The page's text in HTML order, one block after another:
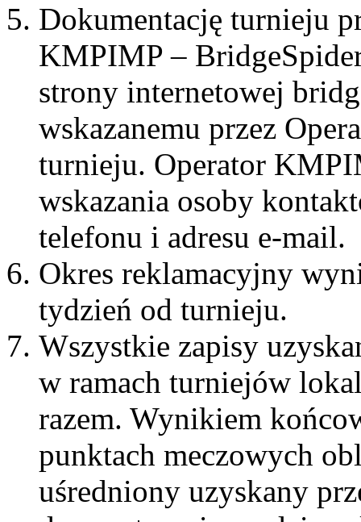
Dokumentację turnieju
KMPIMP –
strony internetowej
wskazanemu przez
turnieju. Operator
wskazania osoby
telefonu i adresu e-mail.
Okres reklamacyjny
tydzień od turnieju.
Wszystkie zapisy
w ramach turniejów
razem. Wynikiem
punktach meczowych
uśredniony uzyskany